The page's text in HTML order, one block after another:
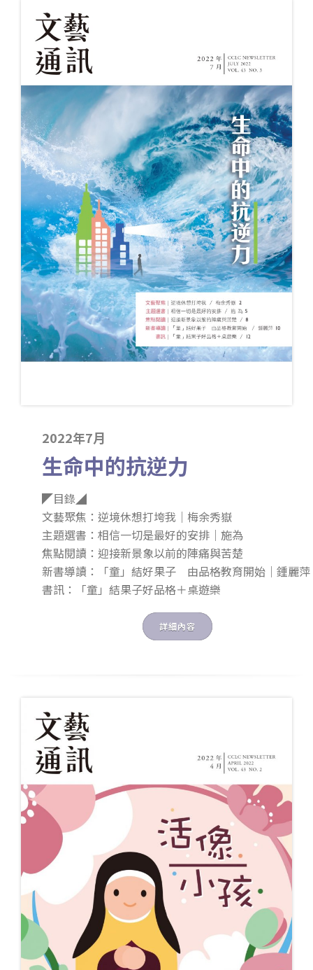
2022年7月
生命中的抗逆力
◤目錄◢
文藝聚焦：逆境休想打垮我｜梅余秀嶽
主題選書：相信一切是最好的安排｜施為
焦點閱讀：迎接新景象以前的陣痛與苦楚
新書導讀：「童」結好果子 由品格教育開始｜鍾麗萍
書訊：「童」結果子好品格＋桌遊樂
詳細內容